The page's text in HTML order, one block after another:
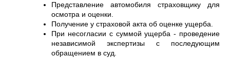
Представление автомобиля страховщику для
осмотра и оценки.
Получение у страховой акта об оценке ущерба.
При несогласии с суммой ущерба - проведение
независимой экспертизы с последующим
обращением в суд.